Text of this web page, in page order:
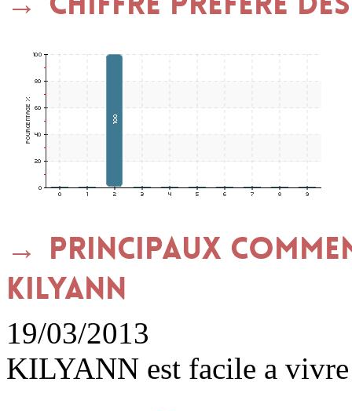
Principaux
KILYANN
19/03/2013
KILYANN est facile a vivre